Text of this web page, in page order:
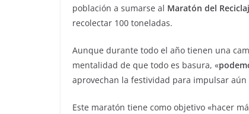
población a sumarse al Maratón del
recolectar 100 toneladas.
Aunque durante todo el año tienen una
mentalidad de que todo es basura, «
aprovechan la festividad para impulsar
Este maratón tiene como objetivo «hacer